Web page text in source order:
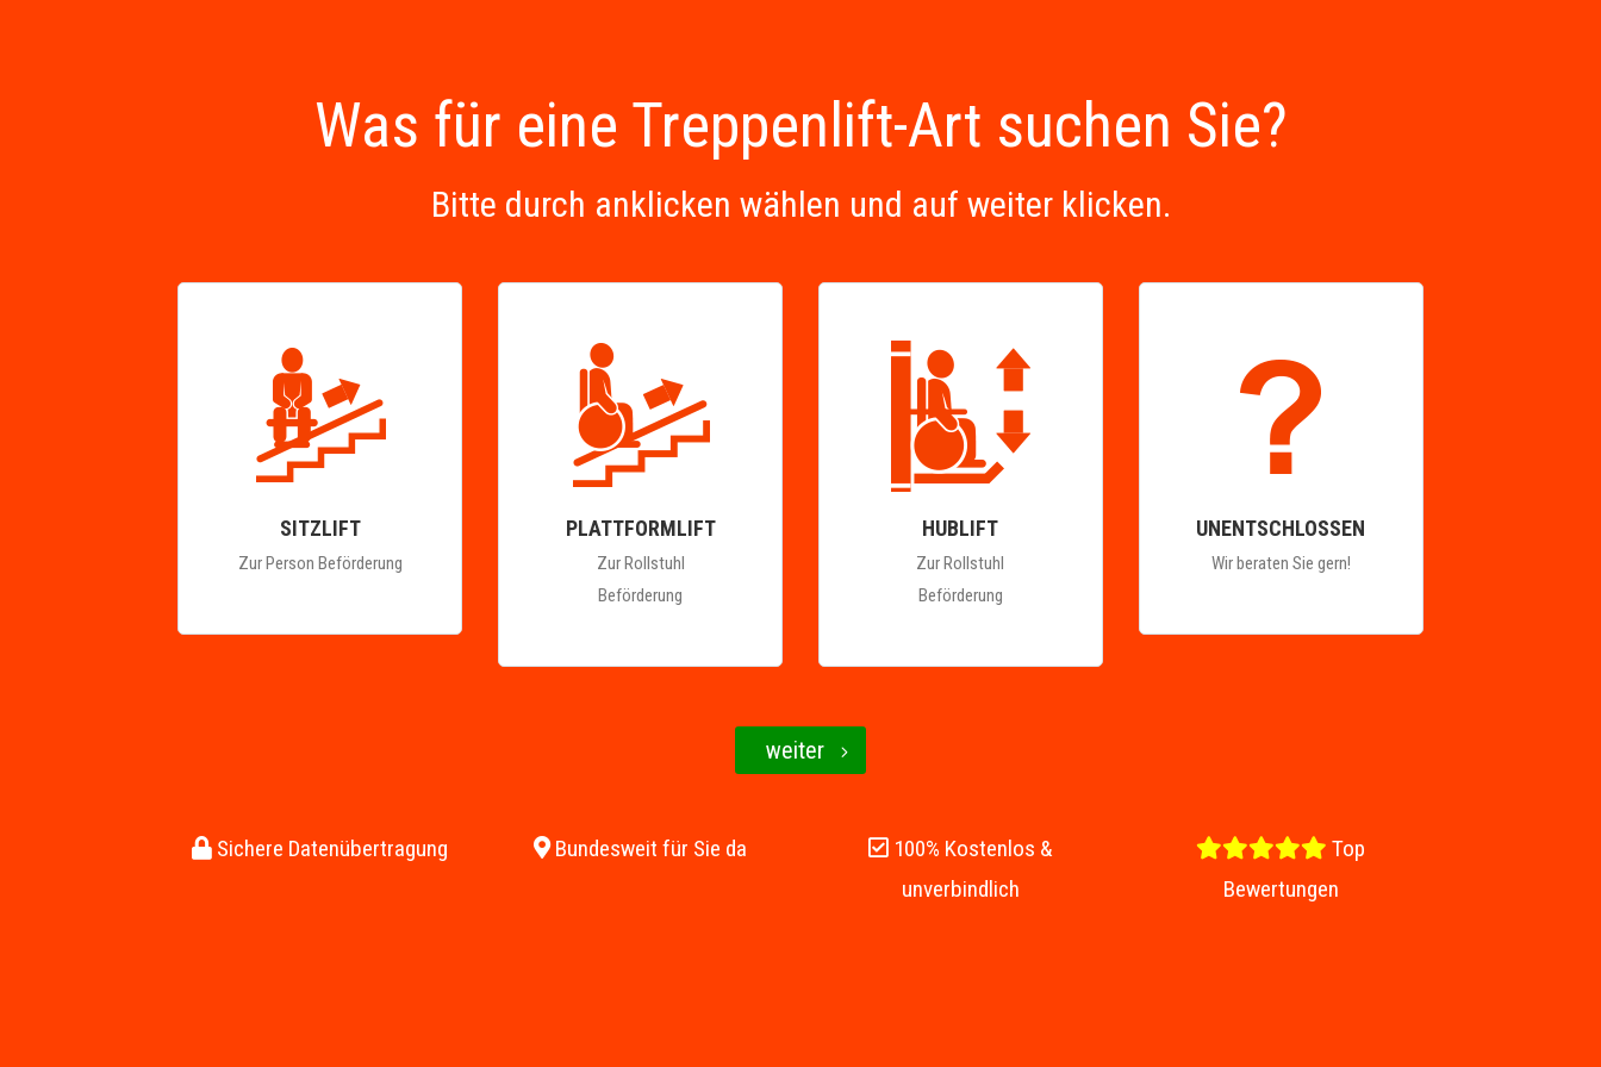
Was für eine Treppenlift-Art suchen Sie?
Bitte durch anklicken wählen und auf weiter klicken.
SITZLIFT
Zur Person Beförderung
PLATTFORMLIFT
Zur Rollstuhl
Beförderung
HUBLIFT
Zur Rollstuhl
Beförderung
UNENTSCHLOSSEN
Wir beraten Sie gern!
weiter
Sichere Datenübertragung Bundesweit für Sie da
100% Kostenlos &
unverbindlich
Top
Bewertungen